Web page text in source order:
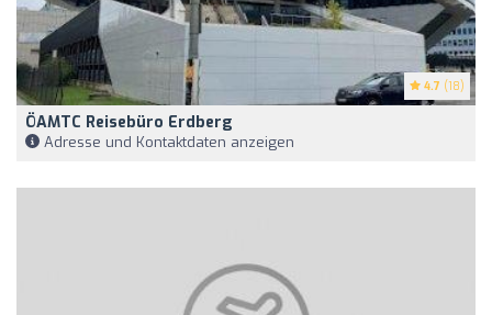
4.7 (18)
ÖAMTC Reisebüro Erdberg
Adresse und Kontaktdaten anzeigen